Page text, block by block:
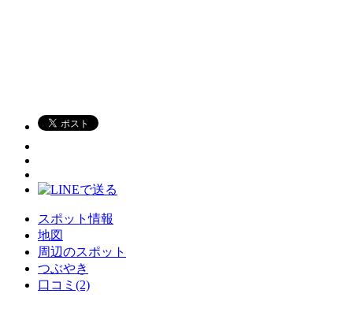
スポット情報
地図
周辺のスポット
つぶやき
口コミ(2)